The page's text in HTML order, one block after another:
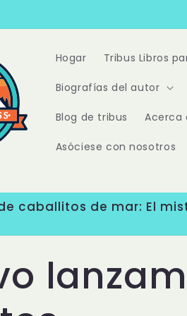
Hogar Tribus Libros
Biografías del autor
Blog de tribus Acerca
Asóciese con nosotros
caballitos de mar: El